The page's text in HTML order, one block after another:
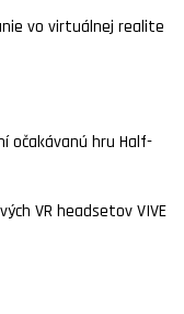
vo virtuálnej realite
očakávanú hru Half-
VR headsetov VIVE